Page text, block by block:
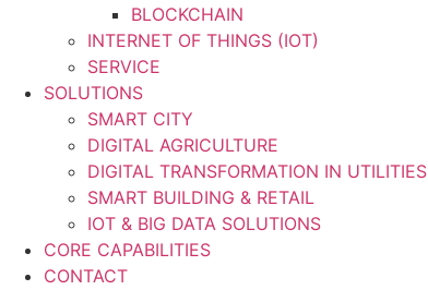
BLOCKCHAIN
INTERNET OF THINGS (IOT)
SERVICE
SOLUTIONS
SMART CITY
DIGITAL AGRICULTURE
DIGITAL TRANSFORMATION IN UTILITIES
SMART BUILDING & RETAIL
IOT & BIG DATA SOLUTIONS
CORE CAPABILITIES
CONTACT